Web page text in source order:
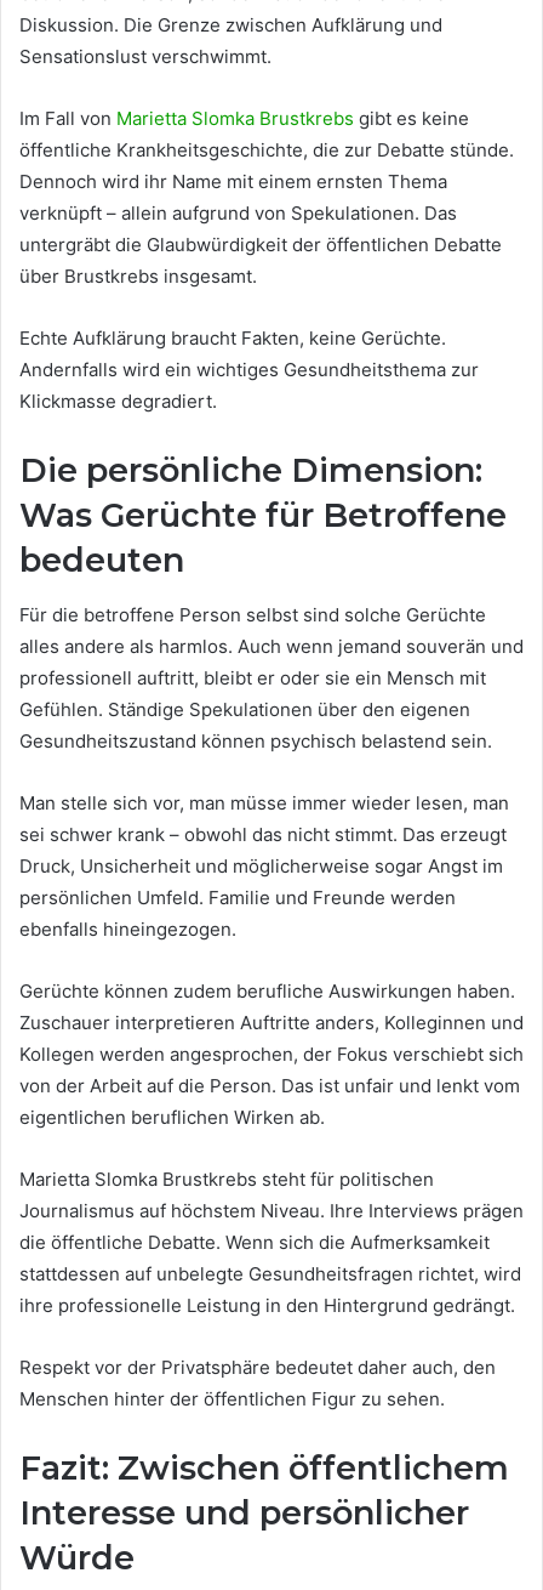
Diskussion. Die Grenze zwischen Aufklärung und
Sensationslust verschwimmt.
Im Fall von Marietta Slomka Brustkrebs gibt es keine
öffentliche Krankheitsgeschichte, die zur Debatte stünde.
Dennoch wird ihr Name mit einem ernsten Thema
verknüpft – allein aufgrund von Spekulationen. Das
untergräbt die Glaubwürdigkeit der öffentlichen Debatte
über Brustkrebs insgesamt.
Echte Aufklärung braucht Fakten, keine Gerüchte.
Andernfalls wird ein wichtiges Gesundheitsthema zur
Klickmasse degradiert.
Die persönliche Dimension:
Was Gerüchte für Betroffene
bedeuten
Für die betroffene Person selbst sind solche Gerüchte
alles andere als harmlos. Auch wenn jemand souverän und
professionell auftritt, bleibt er oder sie ein Mensch mit
Gefühlen. Ständige Spekulationen über den eigenen
Gesundheitszustand können psychisch belastend sein.
Man stelle sich vor, man müsse immer wieder lesen, man
sei schwer krank – obwohl das nicht stimmt. Das erzeugt
Druck, Unsicherheit und möglicherweise sogar Angst im
persönlichen Umfeld. Familie und Freunde werden
ebenfalls hineingezogen.
Gerüchte können zudem berufliche Auswirkungen haben.
Zuschauer interpretieren Auftritte anders, Kolleginnen und
Kollegen werden angesprochen, der Fokus verschiebt sich
von der Arbeit auf die Person. Das ist unfair und lenkt vom
eigentlichen beruflichen Wirken ab.
Marietta Slomka Brustkrebs steht für politischen
Journalismus auf höchstem Niveau. Ihre Interviews prägen
die öffentliche Debatte. Wenn sich die Aufmerksamkeit
stattdessen auf unbelegte Gesundheitsfragen richtet, wird
ihre professionelle Leistung in den Hintergrund gedrängt.
Respekt vor der Privatsphäre bedeutet daher auch, den
Menschen hinter der öffentlichen Figur zu sehen.
Fazit: Zwischen öffentlichem
Interesse und persönlicher
Würde